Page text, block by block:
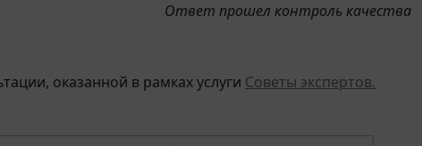
Ответ прошел контроль качества
оказанной в рамках услуги Советы экспертов.